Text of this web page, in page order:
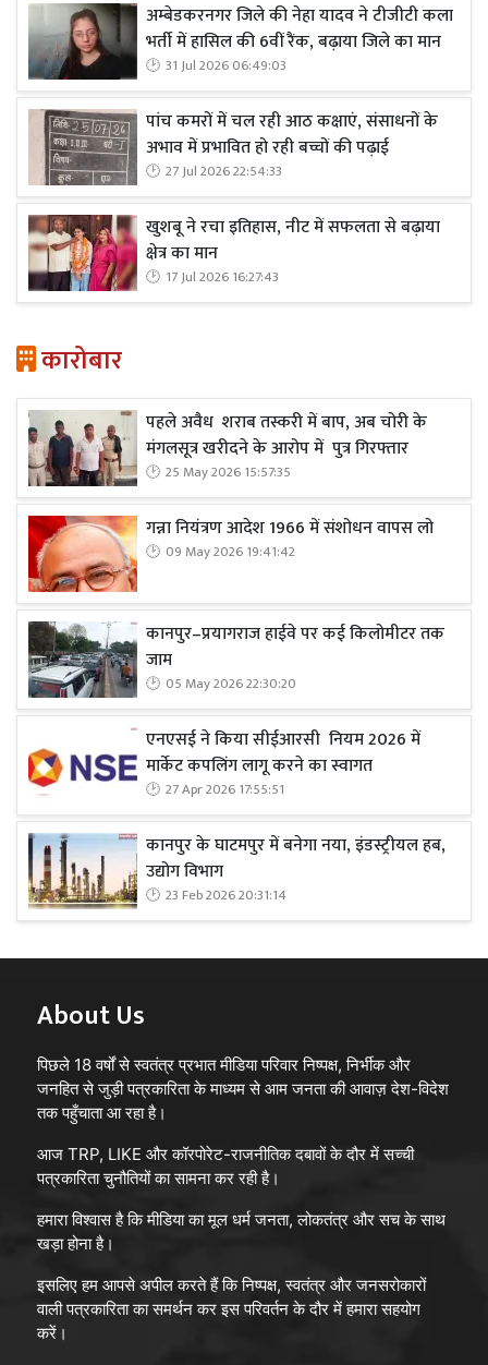
अम्बेडकरनगर जिले की नेहा यादव ने टीजीटी कला
भर्ती में हासिल की 6वीं रैंक, बढ़ाया जिले का मान
31 Jul 2026 06:49:03
पांच कमरों में चल रही आठ कक्षाएं, संसाधनों के
अभाव में प्रभावित हो रही बच्चों की पढ़ाई
27 Jul 2026 22:54:33
खुशबू ने रचा इतिहास, नीट में सफलता से बढ़ाया
क्षेत्र का मान
17 Jul 2026 16:27:43
कारोबार
पहले अवैध शराब तस्करी में बाप, अब चोरी के
मंगलसूत्र खरीदने के आरोप में पुत्र गिरफ्तार
25 May 2026 15:57:35
गन्ना नियंत्रण आदेश 1966 में संशोधन वापस लो
09 May 2026 19:41:42
कानपुर–प्रयागराज हाईवे पर कई किलोमीटर तक
जाम
05 May 2026 22:30:20
एनएसई ने किया सीईआरसी नियम 2026 में
मार्केट कपलिंग लागू करने का स्वागत
27 Apr 2026 17:55:51
कानपुर के घाटमपुर में बनेगा नया, इंडस्ट्रीयल हब,
उद्योग विभाग
23 Feb 2026 20:31:14
About Us
पिछले 18 वर्षों से स्वतंत्र प्रभात मीडिया परिवार निष्पक्ष, निर्भीक और
जनहित से जुड़ी पत्रकारिता के माध्यम से आम जनता की आवाज़ देश-विदेश
तक पहुँचाता आ रहा है।
आज TRP, LIKE और कॉरपोरेट-राजनीतिक दबावों के दौर में सच्ची
पत्रकारिता चुनौतियों का सामना कर रही है।
हमारा विश्वास है कि मीडिया का मूल धर्म जनता, लोकतंत्र और सच के साथ
खड़ा होना है।
इसलिए हम आपसे अपील करते हैं कि निष्पक्ष, स्वतंत्र और जनसरोकारों
वाली पत्रकारिता का समर्थन कर इस परिवर्तन के दौर में हमारा सहयोग
करें।